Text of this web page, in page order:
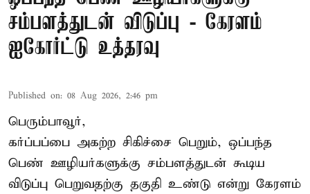
சம்பளத்துடன் விடுப்பு - கேரளம்
ஐகோர்ட்டு உத்தரவு
Published on: 08 Aug 2026, 2:46 pm
பெரும்பாவூர்,
கர்ப்பப்பை அகற்ற சிகிச்சை பெறும், ஒப்பந்த
பெண் ஊழியர்களுக்கு சம்பளத்துடன் கூடிய
விடுப்பு பெறுவதற்கு தகுதி உண்டு என்று கேரளம்